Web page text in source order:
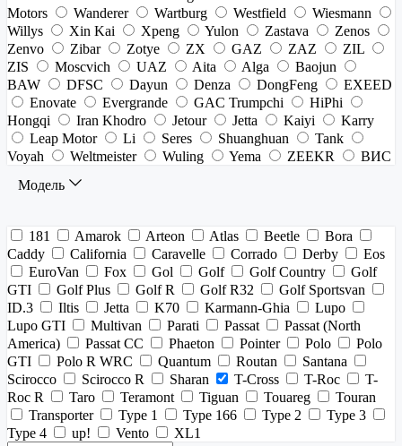
Motors
Wanderer Wartburg Westfield
Wiesmann
Willys
Xin Kai Xpeng Yulon Zastava
Zenos
Zenvo
Zibar Zotye ZX GAZ ZAZ
ZIL
ZIS
Moscvich UAZ Aita Alga
Baojun
BAW
DFSC Dayun Denza DongFeng
EXEED
Enovate
Evergrande GAC Trumpchi
HiPhi
Hongqi
Iran Khodro Jetour Jetta Kaiyi
Karry
Leap Motor
Li Seres Shuanghuan
Tank
Voyah
Weltmeister Wuling Yema ZEEKR
ВИС
Модель
181 Amarok Arteon Atlas Beetle
Bora
Caddy
California Caravelle Corrado Derby
Eos
EuroVan
Fox Gol Golf Golf Country
Golf
GTI
Golf Plus Golf R Golf R32
Golf Sportsvan
ID.3
Iltis Jetta K70 Karmann-Ghia
Lupo
Lupo GTI
Multivan Parati Passat
Passat (North
America)
Passat CC Phaeton Pointer Polo
Polo
GTI
Polo R WRC Quantum Routan
Santana
Scirocco
Scirocco R Sharan T-Cross T-Roc
T-
Roc R
Taro Teramont Tiguan Touareg
Touran
Transporter
Type 1 Type 166 Type 2
Type 3
Type 4
up! Vento XL1